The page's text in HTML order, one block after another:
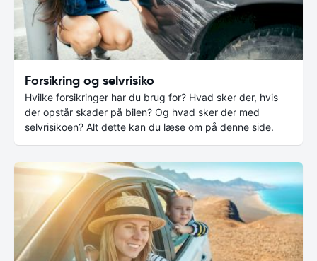
Forsikring og selvrisiko
Hvilke forsikringer har du brug for? Hvad sker der, hvis
der opstår skader på bilen? Og hvad sker der med
selvrisikoen? Alt dette kan du læse om på denne side.